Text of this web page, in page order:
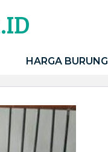
HARGA BURUNG